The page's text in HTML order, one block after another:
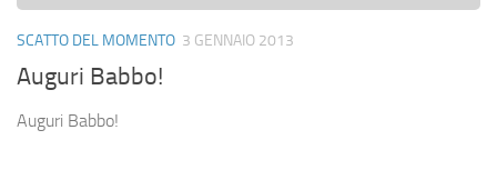
SCATTO DEL MOMENTO 3 GENNAIO 2013
Auguri Babbo!
Auguri Babbo!